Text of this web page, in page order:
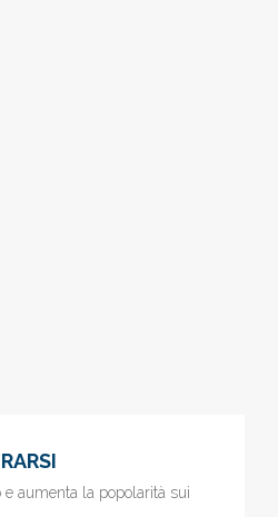
e aumenta la popolarità sui